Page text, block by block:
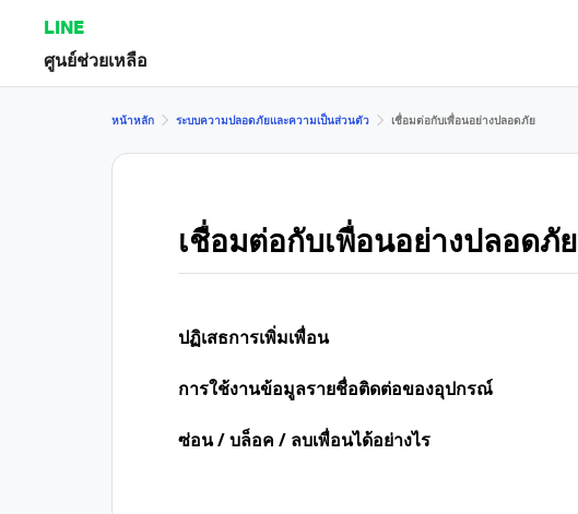
LINE
ศูนย์ช่วยเหลือ
หน้าหลัก ระบบความปลอดภัยและความเป็นส่วนตัว เชื่อมต่อกับเพื่อนอย่างปลอดภัย
เชื่อมต่อกับเพื่อนอย่างปลอดภัย
ปฏิเสธการเพิ่มเพื่อน
การใช้งานข้อมูลรายชื่อติดต่อของอุปกรณ์
ซ่อน / บล็อค / ลบเพื่อนได้อย่างไร